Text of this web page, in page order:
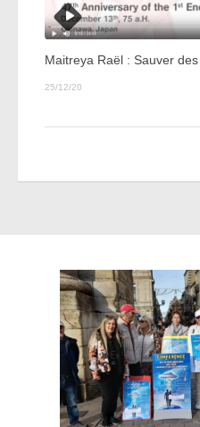
Maitreya Raël : Sauver
25/12/20